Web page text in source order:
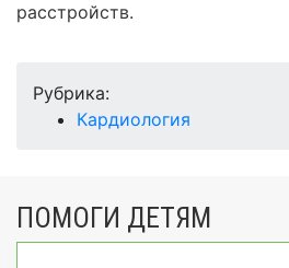
расстройств.
Рубрика:
Кардиология
ПОМОГИ ДЕТЯМ